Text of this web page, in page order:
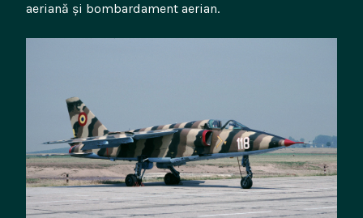
aeriană și bombardament aerian.